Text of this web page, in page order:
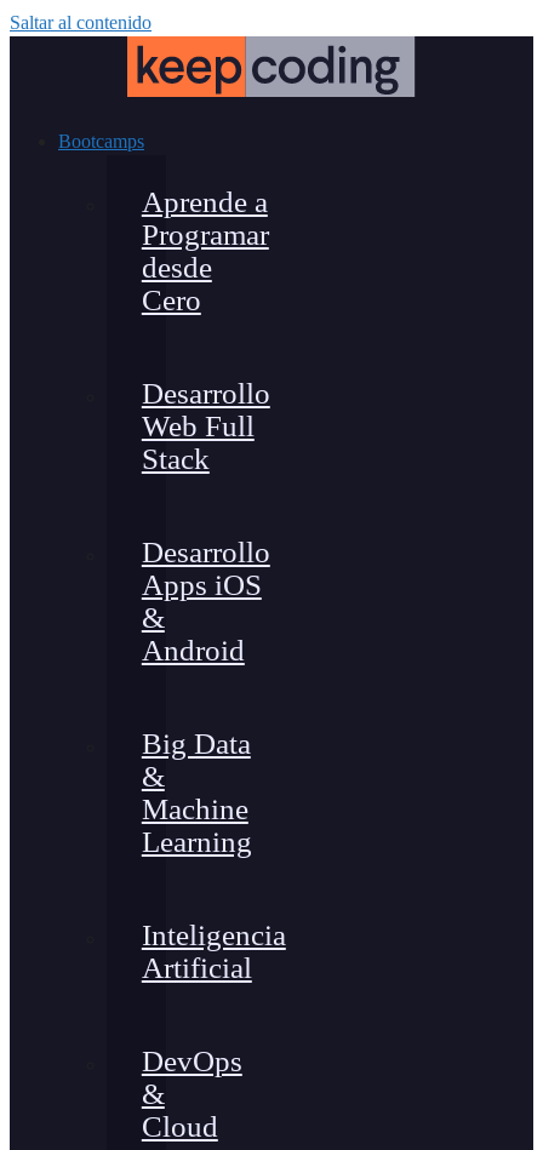
Saltar al contenido
Bootcamps
Aprende a
Programar
desde
Cero
Desarrollo
Web Full
Stack
Desarrollo
Apps iOS
&
Android
Big Data
&
Machine
Learning
Inteligencia
Artificial
DevOps
&
Cloud